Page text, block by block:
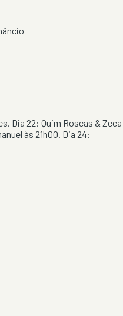
Dia 22: Quim Roscas & Zeca
às 21h00. Dia 24: